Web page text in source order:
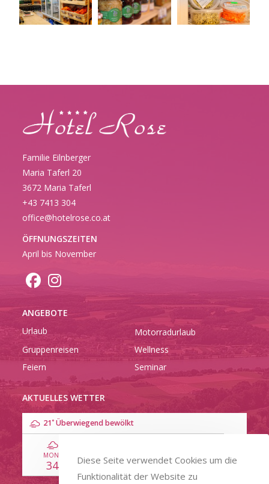
Familie Eilnberger
Maria Taferl 20
3672 Maria Taferl
+43 7413 304
office@hotelrose.co.at
ÖFFNUNGSZEITEN
April bis November
ANGEBOTE
Urlaub
Motorradurlaub
Gruppenreisen
Wellness
Feiern
Seminar
AKTUELLES WETTER
21° Überwiegend bewölkt
MON
34 31 27 27 28
Diese Seite verwendet Cookies um die
Funktionalität der Website zu